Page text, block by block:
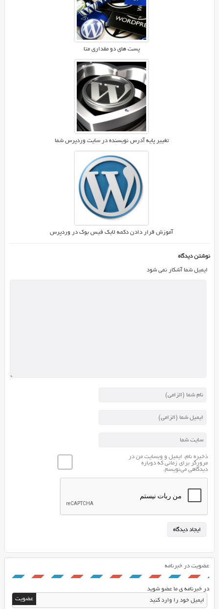
پست های دو مقداری متا
تغییر پایه آدرس نویسنده در سایت وردپرس شما
آموزش قرار دادن دکمه لایک فیس بوک در وردپرس
نوشتن دیدگاه
ایمیل شما آشکار نمی شود
ذخیره نام، ایمیل و وبسایت من در
مرورگر برای زمانی که دوباره
دیدگاهی می‌نویسم.
عضویت در خبرنامه
در خبرنامه ی ما عضو شوید